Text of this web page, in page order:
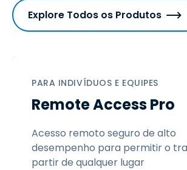
Explore Todos os Produtos
PARA INDIVÍDUOS E EQUIPES
Remote Access Pro
Acesso remoto seguro de alto
desempenho para permitir o
partir de qualquer lugar